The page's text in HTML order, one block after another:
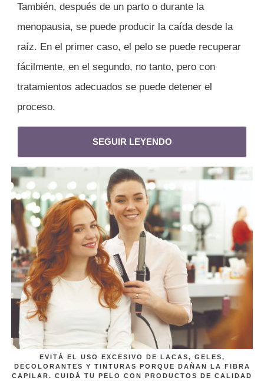
También, después de un parto o durante la
menopausia, se puede producir la caída desde la
raíz. En el primer caso, el pelo se puede recuperar
fácilmente, en el segundo, no tanto, pero con
tratamientos adecuados se puede detener el
proceso.
SEGUIR LEYENDO
EVITÁ EL USO EXCESIVO DE LACAS, GELES,
DECOLORANTES Y TINTURAS PORQUE DAÑAN LA FIBRA
CAPILAR. CUIDÁ TU PELO CON PRODUCTOS DE CALIDAD